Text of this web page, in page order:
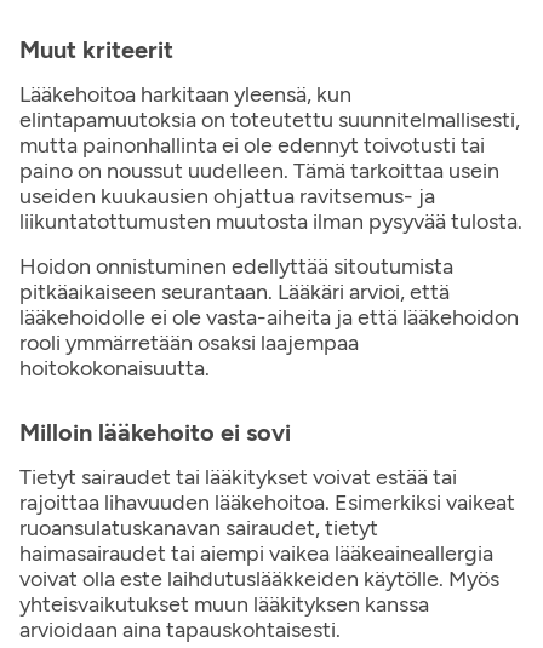
Muut kriteerit
Lääkehoitoa harkitaan yleensä, kun
elintapamuutoksia on toteutettu suunnitelmallisesti,
mutta painonhallinta ei ole edennyt toivotusti tai
paino on noussut uudelleen. Tämä tarkoittaa usein
useiden kuukausien ohjattua ravitsemus- ja
liikuntatottumusten muutosta ilman pysyvää tulosta.
Hoidon onnistuminen edellyttää sitoutumista
pitkäaikaiseen seurantaan. Lääkäri arvioi, että
lääkehoidolle ei ole vasta-aiheita ja että lääkehoidon
rooli ymmärretään osaksi laajempaa
hoitokokonaisuutta.
Milloin lääkehoito ei sovi
Tietyt sairaudet tai lääkitykset voivat estää tai
rajoittaa lihavuuden lääkehoitoa. Esimerkiksi vaikeat
ruoansulatuskanavan sairaudet, tietyt
haimasairaudet tai aiempi vaikea lääkeaineallergia
voivat olla este laihdutuslääkkeiden käytölle. Myös
yhteisvaikutukset muun lääkityksen kanssa
arvioidaan aina tapauskohtaisesti.